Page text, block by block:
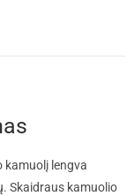
kamuolį lengva
Skaidraus kamuolio